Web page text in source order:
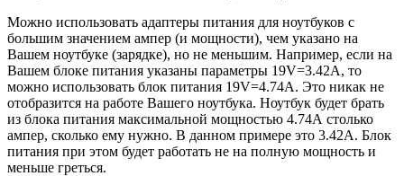
Можно использовать адаптеры питания для ноутбуков с
большим значением ампер (и мощности), чем указано на
Вашем ноутбуке (зарядке), но не меньшим. Например, если на
Вашем блоке питания указаны параметры 19V=3.42A, то
можно использовать блок питания 19V=4.74A. Это никак не
отобразится на работе Вашего ноутбука. Ноутбук будет брать
из блока питания максимальной мощностью 4.74А столько
ампер, сколько ему нужно. В данном примере это 3.42А. Блок
питания при этом будет работать не на полную мощность и
меньше греться.